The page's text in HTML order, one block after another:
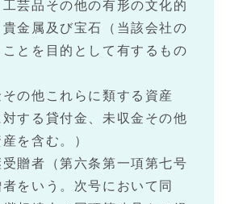
芸品その他の有形の文化的
金属及び宝石（当該会社の
とを目的として有するもの
の他これらに類する資産
対する貸付金、未収金その他
を含む。）
贈者（第六条第一項第七号
をいう。次号において同